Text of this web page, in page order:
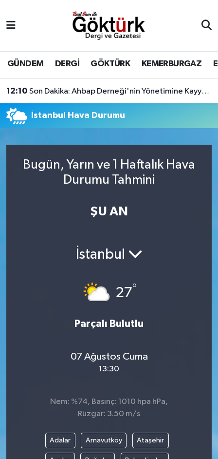
GÜNDEM DERGİ GÖKTÜRK KEMERBURGAZ
12:10 Son Dakika: Ahbap Derneği'nin Yönetimine Kayyum Atandı
İstanbul Hava Durumu
Bugün, Yarın ve 1 Haftalık Hava
Durumu Tahmini
ŞU AN
İstanbul
27°
Parçalı Bulutlu
07 Ağustos Cuma
13:30
Nem: %74, Basınç: 1010 hpa hPa,
Rüzgar: 3.50 m/s
Adalar Arnavutköy Ataşehir
BİLİM
DERGİ
DÜNYA
EKONOMİ
GÖKTÜRK
KÜLTÜR - SANAT
YAŞAM
Eyüpsultan Hava Durumu
Eyüpsultan Trafik Yoğunluk Haritası
Süper Lig Puan Durumu ve Fikstür
Tüm Manşetler
Haber Arşivi